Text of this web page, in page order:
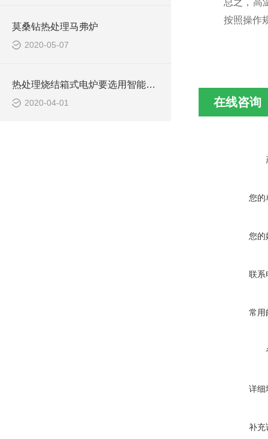
莫桑钻热处理马弗炉
2020-05-07
热处理烧结箱式电炉要选用智能温控吗
2020-04-01
按照操作
在线咨询
您的
您的
联系
常用
详细
补充